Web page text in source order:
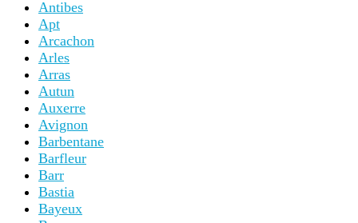
Antibes
Apt
Arcachon
Arles
Arras
Autun
Auxerre
Avignon
Barbentane
Barfleur
Barr
Bastia
Bayeux